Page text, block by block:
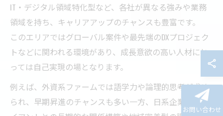
IT・デジタル領域特化型など、各社が異なる強みや業務
領域を持ち、キャリアアップのチャンスも豊富です。
このエリアではグローバル案件や最先端のDXプロジェク
トなどに関われる環境があり、成長意欲の高い人材にと
っては自己実現の場となります。
例えば、外資系ファームでは語学力や論理的思考が求め
られ、早期昇進のチャンスも多い一方、日系企業はクラ
お問い合わせ